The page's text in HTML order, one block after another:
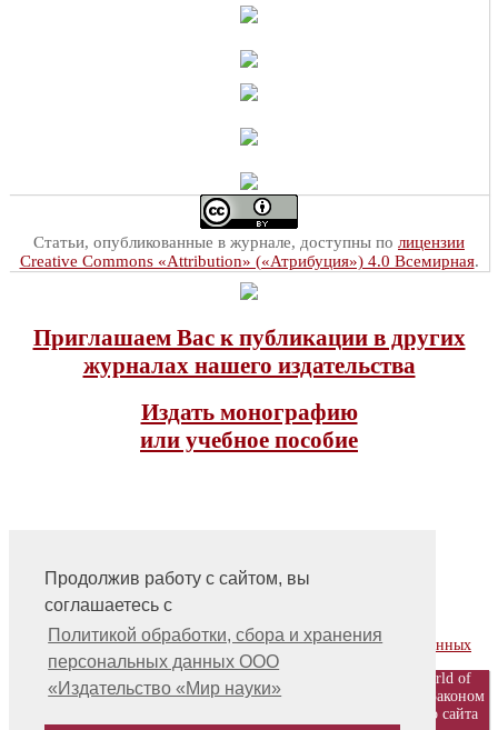
Продолжив работу с сайтом, вы
соглашаетесь с
Политикой обработки, сбора и хранения
персональных данных ООО
«Издательство «Мир науки»
Статьи, опубликованные в журнале, доступны по лицензии
Creative Commons «Attribution» («Атрибуция») 4.0 Всемирная.
Приглашаем Вас к публикации в других
журналах нашего издательства
Издать монографию
или учебное пособие
На главную
Контакты, учредитель, редакция
Политика обработки, сбора и хранения персональных данных
© ООО «Издательство «Мир науки» \ «Publishing company «World of
science», LLC Материалы, размещенные на сайте, охраняются Законом
о защите авторских прав. Публикация любых материалов этого сайта